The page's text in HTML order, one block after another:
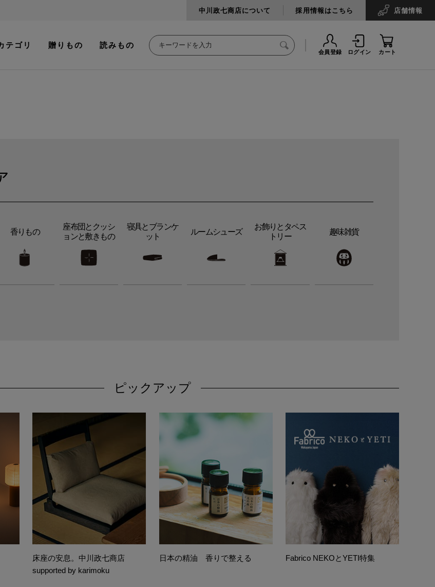
中川政七商店について 採用情報はこちら 店舗情報
テゴリ 贈りもの 読みもの
会員登録 ログイン カート
香りもの
座布団とクッシ
ョンと敷きもの
寝具とブランケ
ット
ルームシューズ
お飾りとタペス
トリー
趣味雑貨
ピックアップ
床座の安息。中川政七商店
supported by karimoku
日本の精油 香りで整える Fabrico NEKOとYETI特集